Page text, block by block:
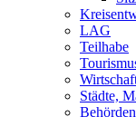
LAG
Teilhabe
Städte,